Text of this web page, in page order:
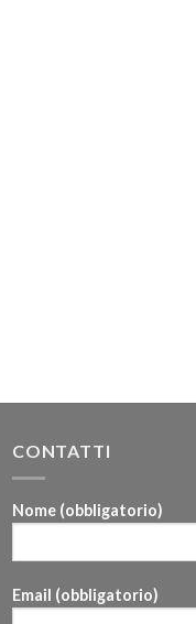
CONTATTI
Nome (obbligatorio)
Email (obbligatorio)